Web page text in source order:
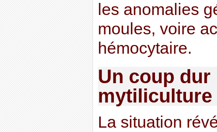
les anomalies
moules, voire
hémocytaire.
Un coup dur
mytiliculture
La situation